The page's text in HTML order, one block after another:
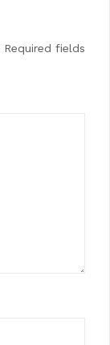
Required fields